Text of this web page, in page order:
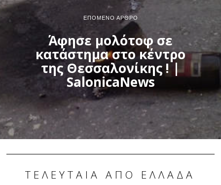
ΕΠΌΜΕΝΟ ΆΡΘΡΟ
Άφησε μολότοφ σε
κατάστημα στο κέντρο
της Θεσσαλονίκης ! |
SalonicaNews
ΤΕΛΕΥΤΑΊΑ ΑΠΌ ΕΛΛΆΔΑ